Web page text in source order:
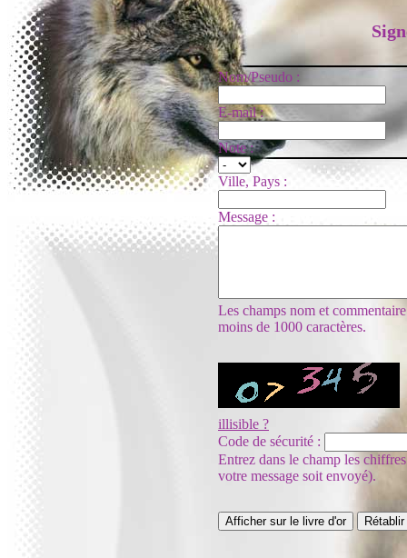
Nom/Pseudo :
E-mail :
Note :
Ville, Pays :
Message :
Les champs nom et
moins de 1000 caractères.
illisible ?
Code de sécurité :
Entrez dans le champ les
votre message soit envoyé).